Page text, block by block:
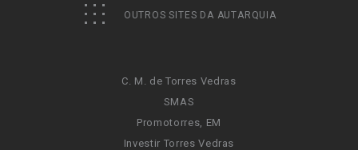
OUTROS SITES DA AUTARQUIA
C. M. de Torres Vedras
SMAS
Promotorres, EM
Investir Torres Vedras